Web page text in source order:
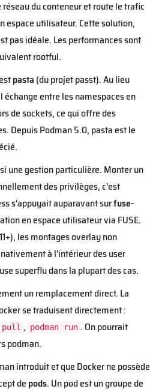
du conteneur et route le trafic
espace utilisateur. Cette solution,
pas idéale. Les performances sont
rootful.
pasta (du projet passt). Au lieu
entre les namespaces en
de sockets, ce qui offre des
Depuis Podman 5.0, pasta est le
une gestion particulière. Monter un
des privilèges, c'est
s'appuyait auparavant surfuse-
en espace utilisateur via FUSE.
les montages overlay non
à l'intérieur des user
superflu dans la plupart des cas.
un remplacement direct. La
se traduisent directement :
pull , podman run . On pourrait
podman.
introduit et que Docker ne possède
de pods. Un pod est un groupe de